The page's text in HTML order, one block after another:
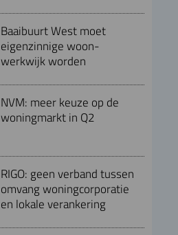
Baaibuurt West moet
eigenzinnige woon-
werkwijk worden
NVM: meer keuze op de
woningmarkt in Q2
RIGO: geen verband tussen
omvang woningcorporatie
en lokale verankering